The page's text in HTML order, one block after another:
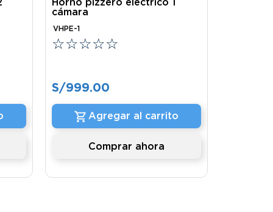
cámara
VHPE-1
☆☆☆☆☆
S/999.00
Agregar al carrito
Comprar ahora